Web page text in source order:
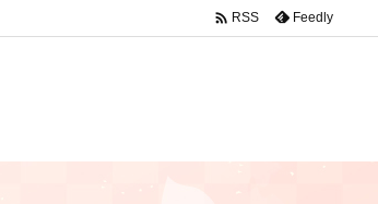
 RSS Feedly